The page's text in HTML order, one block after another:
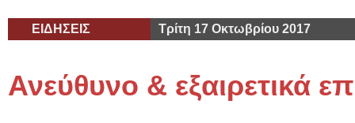
ΕΙΔΗΣΕΙΣ Τρίτη 17 Οκτωβρίου 2017
Ανεύθυνο & εξαιρετικά